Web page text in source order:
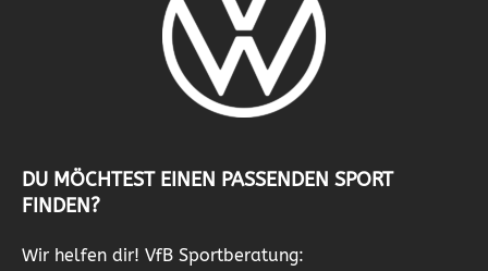
DU MÖCHTEST EINEN PASSENDEN SPORT
FINDEN?
Wir helfen dir! VfB Sportberatung: